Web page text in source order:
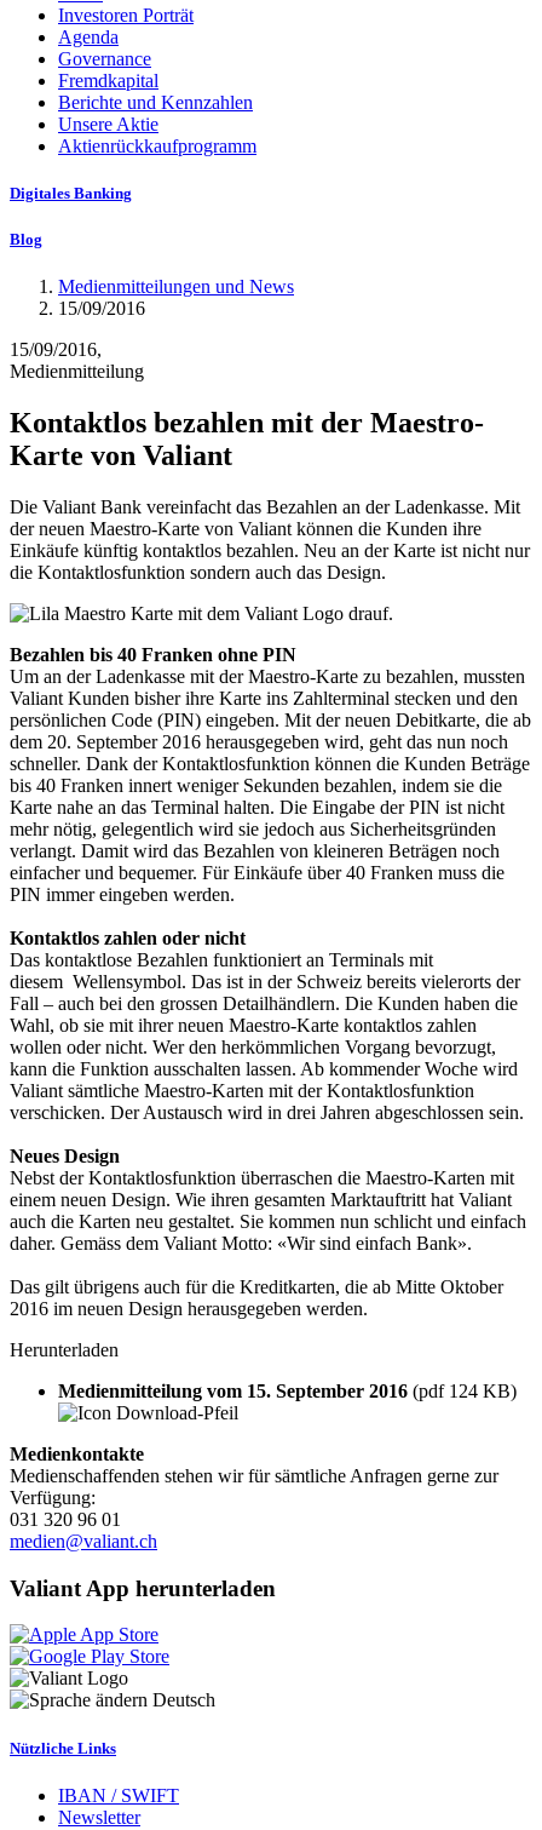
Investoren Porträt
Agenda
Governance
Fremdkapital
Berichte und Kennzahlen
Unsere Aktie
Aktienrückkaufprogramm
Digitales Banking
Blog
Medienmitteilungen und News
15/09/2016
15/09/2016,
Medienmitteilung
Kontaktlos bezahlen mit der Maestro-
Karte von Valiant
Die Valiant Bank vereinfacht das Bezahlen an der Ladenkasse. Mit
der neuen Maestro-Karte von Valiant können die Kunden ihre
Einkäufe künftig kontaktlos bezahlen. Neu an der Karte ist nicht nur
die Kontaktlosfunktion sondern auch das Design.
Bezahlen bis 40 Franken ohne PIN
Um an der Ladenkasse mit der Maestro-Karte zu bezahlen, mussten
Valiant Kunden bisher ihre Karte ins Zahlterminal stecken und den
persönlichen Code (PIN) eingeben. Mit der neuen Debitkarte, die ab
dem 20. September 2016 herausgegeben wird, geht das nun noch
schneller. Dank der Kontaktlosfunktion können die Kunden Beträge
bis 40 Franken innert weniger Sekunden bezahlen, indem sie die
Karte nahe an das Terminal halten. Die Eingabe der PIN ist nicht
mehr nötig, gelegentlich wird sie jedoch aus Sicherheitsgründen
verlangt. Damit wird das Bezahlen von kleineren Beträgen noch
einfacher und bequemer. Für Einkäufe über 40 Franken muss die
PIN immer eingeben werden.
Kontaktlos zahlen oder nicht
Das kontaktlose Bezahlen funktioniert an Terminals mit
diesem Wellensymbol. Das ist in der Schweiz bereits vielerorts der
Fall – auch bei den grossen Detailhändlern. Die Kunden haben die
Wahl, ob sie mit ihrer neuen Maestro-Karte kontaktlos zahlen
wollen oder nicht. Wer den herkömmlichen Vorgang bevorzugt,
kann die Funktion ausschalten lassen. Ab kommender Woche wird
Valiant sämtliche Maestro-Karten mit der Kontaktlosfunktion
verschicken. Der Austausch wird in drei Jahren abgeschlossen sein.
Neues Design
Nebst der Kontaktlosfunktion überraschen die Maestro-Karten mit
einem neuen Design. Wie ihren gesamten Marktauftritt hat Valiant
auch die Karten neu gestaltet. Sie kommen nun schlicht und einfach
daher. Gemäss dem Valiant Motto: «Wir sind einfach Bank».
Das gilt übrigens auch für die Kreditkarten, die ab Mitte Oktober
2016 im neuen Design herausgegeben werden.
Herunterladen
Medienmitteilung vom 15. September 2016 (pdf 124 KB)
Medienkontakte
Medienschaffenden stehen wir für sämtliche Anfragen gerne zur
Verfügung:
031 320 96 01
medien@valiant.ch
Valiant App herunterladen
Deutsch
Nützliche Links
IBAN / SWIFT
Newsletter